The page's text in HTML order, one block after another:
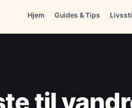
Hjem Guides & Tips
til